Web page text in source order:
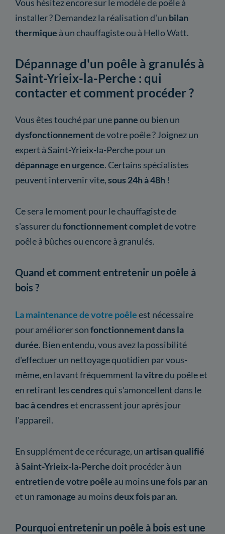
Vous hésitez encore sur le modèle de poêle à
installer ? Demandez la réalisation d'un bilan
thermique à un chauffagiste ou à Hello Watt.
Dépannage d'un poêle à granulés à
Saint-Yrieix-la-Perche : qui
contacter et comment procéder ?
Vous êtes touché par unepanneou bien un
dysfonctionnementde votre poêle ? Joignez un
expert à Saint-Yrieix-la-Perche pour un
dépannage en urgence. Certains spécialistes
peuvent intervenir vite,sous 24h à 48h !
Ce sera le moment pour le chauffagiste de
s'assurer dufonctionnement completde votre
poêle à bûches ou encore à granulés.
Quand et comment entretenir un poêle à
bois ?
La maintenance de votre poêleest nécessaire
pour améliorer sonfonctionnement dans la
durée. Bien entendu, vous avez la possibilité
d'effectuer un nettoyage quotidien par vous-
même, en lavant fréquemment lavitredu poêle et
en retirant lescendresqui s'amoncellent dans le
bac à cendreset encrassent jour après jour
l'appareil.
En supplément de ce récurage, unartisan qualifié
à Saint-Yrieix-la-Perchedoit procéder à un
entretiende votre poêle au moins une fois par an
et un ramonage au moinsdeux fois par an.
Pourquoi entretenir un poêle à bois est une